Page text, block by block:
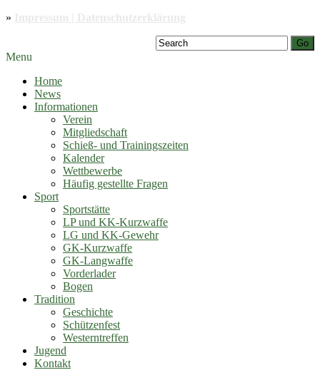
»
Go
Menu
Home
News
Informationen
Verein
Mitgliedschaft
Schieß- und Trainingszeiten
Kalender
Wettbewerbe
Häufig gestellte Fragen
Sport
Sportstätte
LP und KK-Kurzwaffe
LG und KK-Gewehr
GK-Kurzwaffe
GK-Langwaffe
Vorderlader
Bogen
Tradition
Geschichte
Schützenfest
Westerntreffen
Jugend
Kontakt